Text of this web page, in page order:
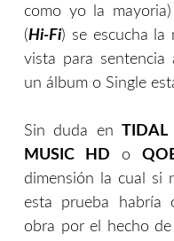
como yo la
(Hi-Fi) se escucha la
vista para
un álbum o Single
Sin duda enTIDAL
MUSIC HD o
dimensión la cual si
esta prueba habría
obra por el hecho